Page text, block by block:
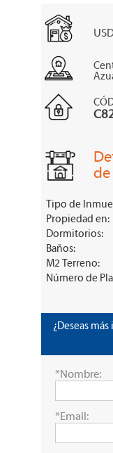
de
Tipo de
Propiedad en:
Dormitorios:
Baños:
M2 Terreno:
Número de
¿Deseas
*Nombre:
*Email: